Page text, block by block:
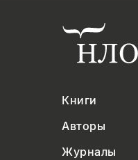
Книги
Авторы
Журналы